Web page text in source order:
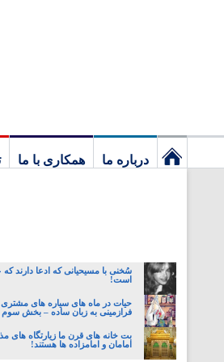
درباره ما همکاری با ما
سُخنی با مسیحیانی که ادعا دارند
است!
حیات در ماه های سیاره های مشتری
فرازمینی به زبان ساده – بخش سوم
بت خانه های قرن ما زیارتگاه های
امامان و امامزاده ها هستند!